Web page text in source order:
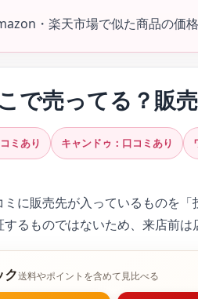
・楽天市場で似た商品の価
で売ってる？販
ミあり キャンドゥ：口コミあり
に販売先が入っているものを
るものではないため、来店前は
ク送料やポイントを含めて見比べる